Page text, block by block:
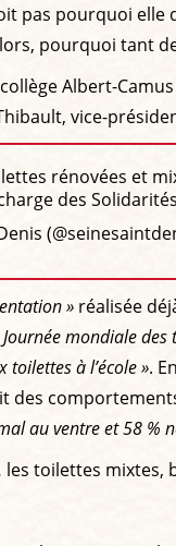
pas pourquoi
pourquoi tant
Albert-
vice-
rénovées et
des
» réalisée
Journée mondiale
à l’école ».
des
au ventre et 58 %
toilettes